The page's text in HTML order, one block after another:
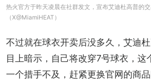
热火官方于昨天凌晨在社群发文，宣布艾迪杜高普的交
（X@MiamiHEAT）
不过就在球衣开卖后没多久，艾迪
目上暗示，自己将改穿7号球衣，这
一个措手不及，赶紧更换官网的商品